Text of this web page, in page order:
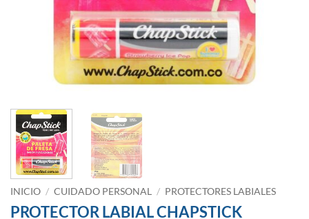
INICIO / CUIDADO PERSONAL / PROTECTORES LABIALES
PROTECTOR LABIAL CHAPSTICK